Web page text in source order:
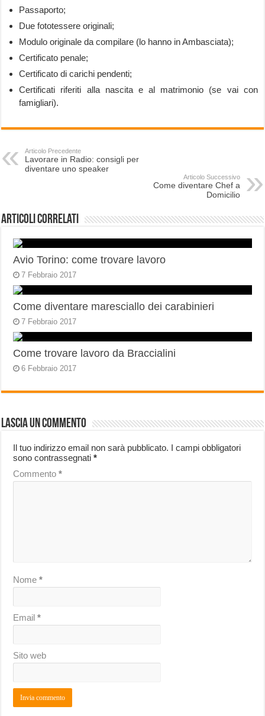
Passaporto;
Due fototessere originali;
Modulo originale da compilare (lo hanno in Ambasciata);
Certificato penale;
Certificato di carichi pendenti;
Certificati riferiti alla nascita e al matrimonio (se vai con
famigliari).
Articolo Precedente
Lavorare in Radio: consigli per
diventare uno speaker
Articolo Successivo
Come diventare Chef a
Domicilio
Articoli correlati
Avio Torino: come trovare lavoro
7 Febbraio 2017
Come diventare maresciallo dei carabinieri
7 Febbraio 2017
Come trovare lavoro da Braccialini
6 Febbraio 2017
Lascia un commento
Il tuo indirizzo email non sarà pubblicato. I campi obbligatori
sono contrassegnati*
Commento*
Nome*
Email*
Sito web